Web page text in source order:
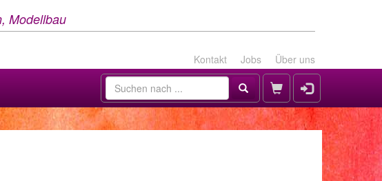
Modellbau
Kontakt Jobs Über uns